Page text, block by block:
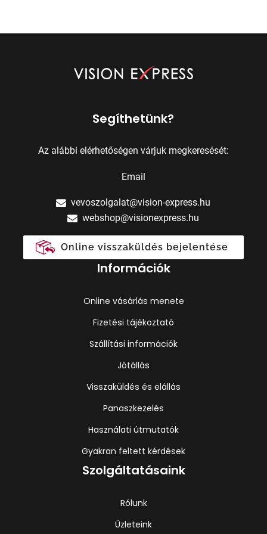
Segíthetünk?
Az alábbi elérhetőségen várjuk megkeresését:
Email
vevoszolgalat@vision-express.hu
webshop@visionexpress.hu
Online visszaküldés bejelentése
Információk
Online vásárlás menete
Fizetési tájékoztató
Szállítási információk
Jótállás
Visszaküldés és elállás
Panaszkezelés
Használati útmutatók
Gyakran feltett kérdések
Szolgáltatásaink
Rólunk
Üzleteink